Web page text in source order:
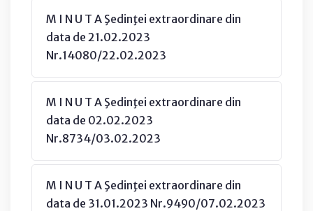
M I N U T A Şedinţei extraordinare din
data de 21.02.2023
Nr.14080/22.02.2023
M I N U T A Şedinţei extraordinare din
data de 02.02.2023
Nr.8734/03.02.2023
M I N U T A Şedinţei extraordinare din
data de 31.01.2023 Nr.9490/07.02.2023